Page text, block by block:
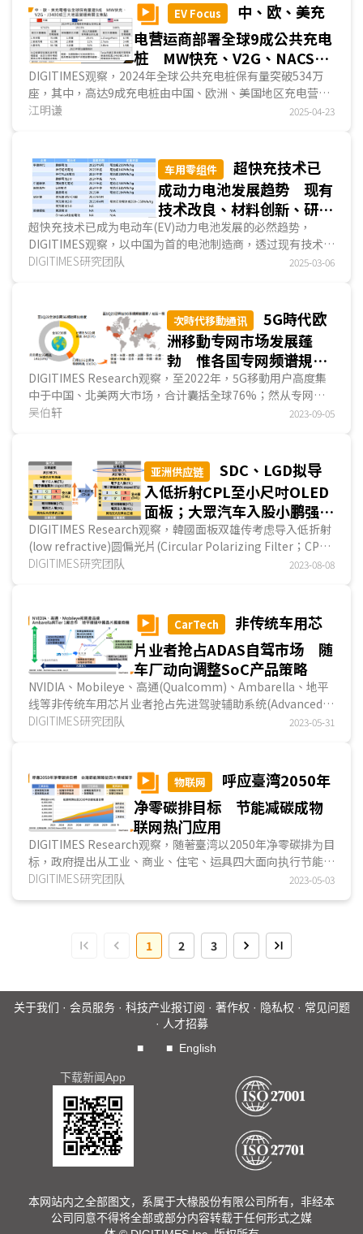
EV Focus
中、欧、美充
电营运商部署全球9成公共充电
桩 MW快充、V2G、NACS成
业者关注焦点
DIGITIMES观察，2024年全球公共充电桩保有量突破534万
座，其中，高达9成充电桩由中国、欧洲、美国地区充电营运
商部署／管理。中国超过7成充电桩布建／营运由前五大营运
江明谦 2025-04-23
车用零组件
超快充技术已
成动力电池发展趋势 现有
技术改良、材料创新、研发
次時代电池各有蹊径
超快充技术已成为电动车(EV)动力电池发展的必然趋势，
DIGITIMES观察，以中国为首的电池制造商，透过现有技术升
级，布局4C及以上的超快充技术，部分企业已进入量产阶...
DIGITIMES研究团队 2025-03-06
次時代移動通讯
5G時代欧
洲移動专网市场发展蓬
勃 惟各国专网频谱規劃
缓慢是应用普及挑战
DIGITIMES Research观察，至2022年，5G移動用户高度集
中于中国、北美两大市场，合计囊括全球76%；然从专网部
署数量观察，欧洲却囊括40%比重，为全球最高，说明各...
吴伯轩 2023-09-05
亚洲供应链
SDC、LGD拟导
入低折射CPL至小尺吋OLED
面板；大眾汽车入股小鹏强化
中国市场竞争力；日产投资雷
诺电动车新事业
DIGITIMES Research观察，韓國面板双雄传考虑导入低折射
(low refractive)圆偏光片(Circular Polarizing Filter；CPL)
至小尺吋OLED面板，以提升发光效率，但成本...
DIGITIMES研究团队 2023-08-08
CarTech
非传统车用芯
片业者抢占ADAS自驾市场 随
车厂动向调整SoC产品策略
NVIDIA、Mobileye、高通(Qualcomm)、Ambarella、地平
线等非传统车用芯片业者抢占先进驾驶辅助系统(Advanced
Driver Assistance System；ADAS)/自驾SoC(系统...
DIGITIMES研究团队 2023-05-31
物联网
呼应臺湾2050年
净零碳排目标 节能减碳成物
联网热门应用
DIGITIMES Research观察，随著臺湾以2050年净零碳排为目
标，政府提出从工业、商业、住宅、运具四大面向执行节能策
略，其中以工／商业等企业单位执行节能移動的效率...
DIGITIMES研究团队 2023-05-03
1 2 3
关于我们 · 会员服务· 科技产业报订阅 · 著作权 · 隐私权 · 常见问题
· 人才招募
■
■ English
下载新闻App
本网站内之全部图文，系属于大椽股份有限公司所有，非经本
公司同意不得将全部或部分内容转载于任何形式之媒